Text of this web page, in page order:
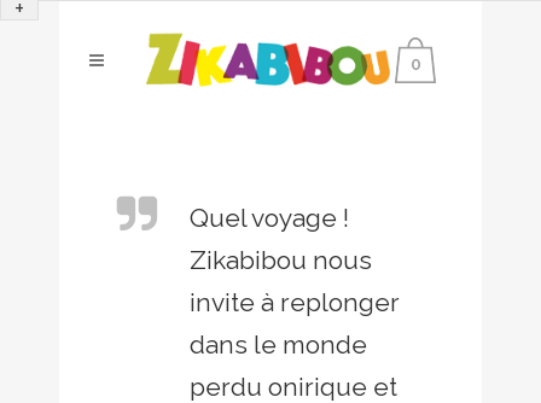
0
Quel voyage !
Zikabibou nous
invite à replonger
dans le monde
perdu onirique et
+